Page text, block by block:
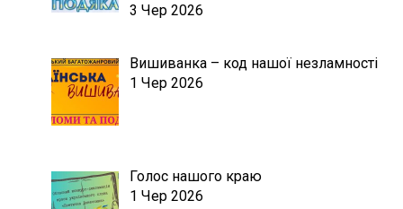
3 Чер 2026
Вишиванка – код нашої незламності
1 Чер 2026
Голос нашого краю
1 Чер 2026